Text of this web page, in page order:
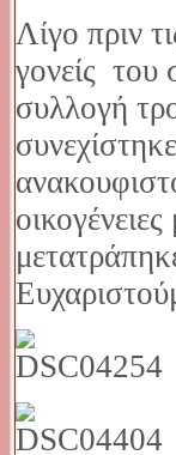
Λίγο πριν
γονείς του
συλλογή